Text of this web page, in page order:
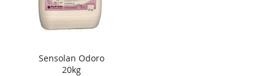
Sensolan Odoro
20kg